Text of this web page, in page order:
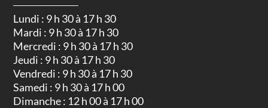
Lundi : 9 h 30 à 17 h 30
Mardi : 9 h 30 à 17 h 30
Mercredi : 9 h 30 à 17 h 30
Jeudi : 9 h 30 à 17 h 30
Vendredi : 9 h 30 à 17 h 30
Samedi : 9 h 30 à 17 h 00
Dimanche : 12 h 00 à 17 h 00